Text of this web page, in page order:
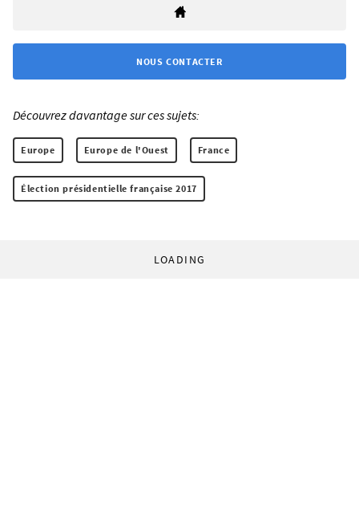
NOUS CONTACTER
Découvrez davantage sur ces sujets:
Europe Europe de l'Ouest France
Élection présidentielle française 2017
LOADING